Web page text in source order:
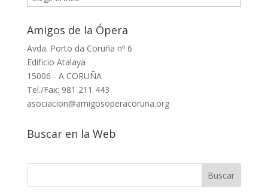
Amigos de la Ópera
Avda. Porto da Coruña nº 6
Edificio Atalaya
15006 - A CORUÑA
Tel./Fax: 981 211 443
asociacion@amigosoperacoruna.org
Buscar en la Web